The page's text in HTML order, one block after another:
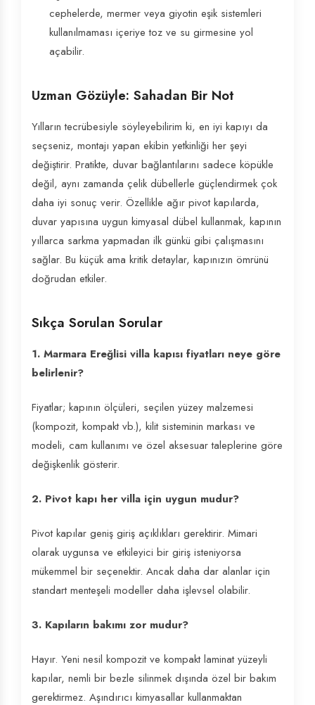
cephelerde, mermer veya giyotin eşik sistemleri
kullanılmaması içeriye toz ve su girmesine yol
açabilir.
Uzman Gözüyle: Sahadan Bir Not
Yılların tecrübesiyle söyleyebilirim ki, en iyi kapıyı da
seçseniz, montajı yapan ekibin yetkinliği her şeyi
değiştirir. Pratikte, duvar bağlantılarını sadece köpükle
değil, aynı zamanda çelik dübellerle güçlendirmek çok
daha iyi sonuç verir. Özellikle ağır pivot kapılarda,
duvar yapısına uygun kimyasal dübel kullanmak, kapının
yıllarca sarkma yapmadan ilk günkü gibi çalışmasını
sağlar. Bu küçük ama kritik detaylar, kapınızın ömrünü
doğrudan etkiler.
Sıkça Sorulan Sorular
1. Marmara Ereğlisi villa kapısı fiyatları neye göre
belirlenir?
Fiyatlar; kapının ölçüleri, seçilen yüzey malzemesi
(kompozit, kompakt vb.), kilit sisteminin markası ve
modeli, cam kullanımı ve özel aksesuar taleplerine göre
değişkenlik gösterir.
2. Pivot kapı her villa için uygun mudur?
Pivot kapılar geniş giriş açıklıkları gerektirir. Mimari
olarak uygunsa ve etkileyici bir giriş isteniyorsa
mükemmel bir seçenektir. Ancak daha dar alanlar için
standart menteşeli modeller daha işlevsel olabilir.
3. Kapıların bakımı zor mudur?
Hayır. Yeni nesil kompozit ve kompakt laminat yüzeyli
kapılar, nemli bir bezle silinmek dışında özel bir bakım
gerektirmez. Aşındırıcı kimyasallar kullanmaktan